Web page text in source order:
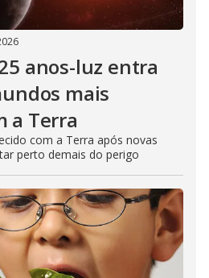
anos-luz entra
mais
a Terra
com a Terra após novas
perto demais do perigo